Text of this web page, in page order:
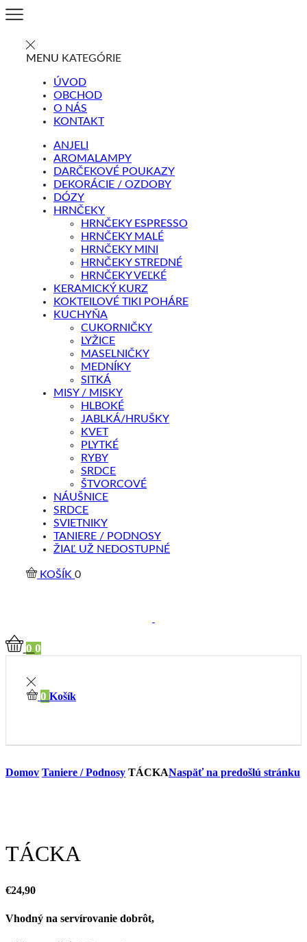
MENU KATEGÓRIE
ÚVOD
OBCHOD
O NÁS
KONTAKT
ANJELI
AROMALAMPY
DARČEKOVÉ POUKAZY
DEKORÁCIE / OZDOBY
DÓZY
HRNČEKY
HRNČEKY ESPRESSO
HRNČEKY MALÉ
HRNČEKY MINI
HRNČEKY STREDNÉ
HRNČEKY VEĽKÉ
KERAMICKÝ KURZ
KOKTEILOVÉ TIKI POHÁRE
KUCHYŇA
CUKORNIČKY
LYŽICE
MASELNIČKY
MEDNÍKY
SITKÁ
MISY / MISKY
HLBOKÉ
JABLKÁ/HRUŠKY
KVET
PLYTKÉ
RYBY
SRDCE
ŠTVORCOVÉ
NÁUŠNICE
SRDCE
SVIETNIKY
TANIERE / PODNOSY
ŽIAĽ UŽ NEDOSTUPNÉ
KOŠÍK 0
0 0
0 Košík
Domov Taniere / Podnosy TÁCKANaspäť na predošlú stránku
TÁCKA
€24,90
Vhodný na servírovanie dobrôt,